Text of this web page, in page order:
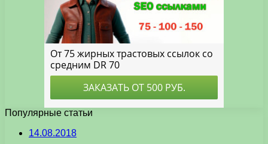
Популярные статьи
14.08.2018